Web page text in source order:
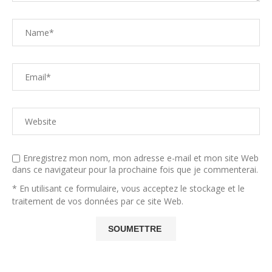
Enregistrez mon nom, mon adresse e-mail et mon site Web
dans ce navigateur pour la prochaine fois que je commenterai.
* En utilisant ce formulaire, vous acceptez le stockage et le
traitement de vos données par ce site Web.